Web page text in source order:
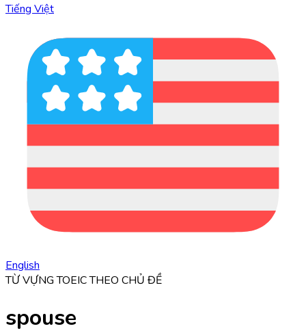
Tiếng Việt
English
TỪ VỰNG TOEIC THEO CHỦ ĐỀ
spouse